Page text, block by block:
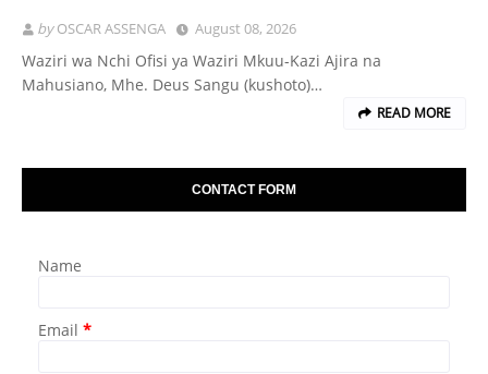
byOSCAR ASSENGA August 08, 2026
Waziri wa Nchi Ofisi ya Waziri Mkuu-Kazi Ajira na
Mahusiano, Mhe. Deus Sangu (kushoto)…
READ MORE
CONTACT FORM
Name
Email *